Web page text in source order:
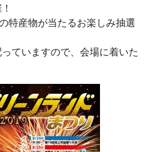
特産物が当たるお楽しみ抽選
ていますので、会場に着いた